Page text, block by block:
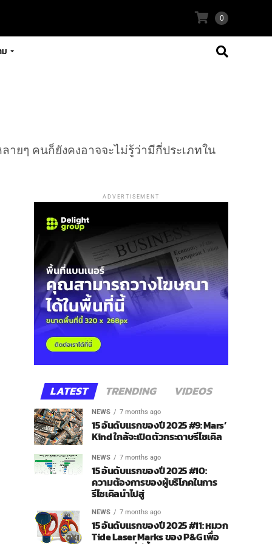
0
ยๆ คนก็ยังคงอาจจะไม่รู้ว่ามีกี่ประเภทใน
ADVERTISEMENT
LATEST TRENDING VIDEOS
NEWS 7 months ago
15 อันดับแรกของปี 2025 #9: Mars’
Kind ใกล้จะเปิดตัวกระดาษรีไซเคิล
NEWS 7 months ago
15 อันดับแรกของปี 2025 #10:
ความต้องการของผู้บริโภคในการ
รีไซเคิลนำไปสู่
NEWS 7 months ago
15 อันดับแรกของปี 2025 #11: หมวก
Tide Laser Marks ของ P&G เพื่อ